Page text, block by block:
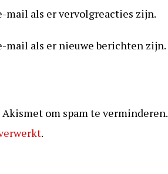
kunnen
reageren
mail als er vervolgreacties zijn.
mail als er nieuwe berichten zijn.
om spam te verminderen.
.